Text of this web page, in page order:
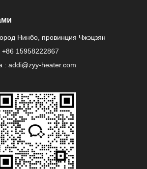
Нинбо, провинция Чжэцзян
15958222867
: addi@zyy-heater.com